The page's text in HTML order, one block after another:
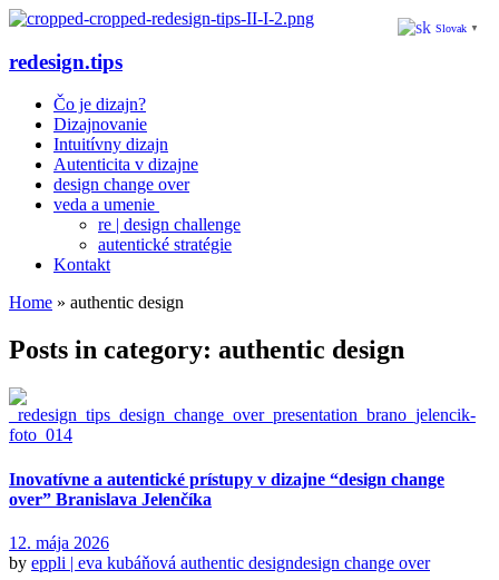
redesign.tips
Čo je dizajn?
Dizajnovanie
Intuitívny dizajn
Autenticita v dizajne
design change over
veda a umenie
re | design challenge
autentické stratégie
Kontakt
Home » authentic design
Posts in category: authentic design
Inovatívne a autentické prístupy v dizajne “design change
over” Branislava Jelenčíka
12. mája 2026
by eppli | eva kubáňová authentic designdesign change over
Slovak ▼